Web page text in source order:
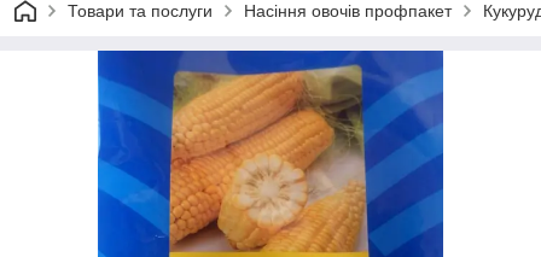
Товари та послуги Насіння овочів профпакет